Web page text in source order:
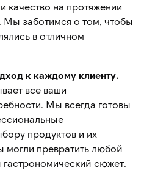
качество на протяжении
Мы заботимся о том, чтобы
в отличном
к каждому клиенту.
все ваши
Мы всегда готовы
продуктов и их
могли превратить любой
сюжет.